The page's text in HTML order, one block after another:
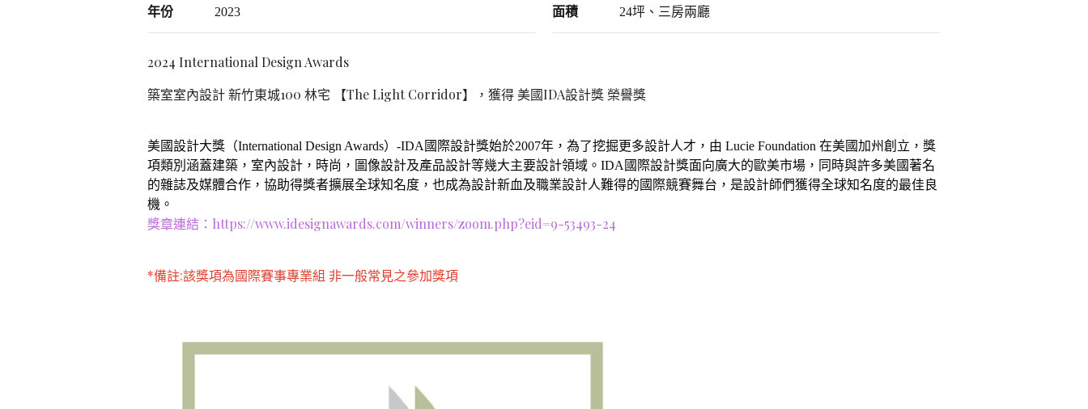
年份 2023 面積 24坪、三房兩廳
2024 International Design Awards
築室室內設計 新竹東城100 林宅 【The Light Corridor】
，獲得 美國IDA設計獎 榮譽獎
美國設計大獎（International Design Awards）-IDA國際設計獎始於2007年，為了挖掘更多設計人才，由 Lucie Foundation 在美國加州創立，獎
項類別涵蓋建築，室內設計，時尚，圖像設計及產品設計等幾大主要設計領域。IDA國際設計獎面向廣大的歐美市場，同時與許多美國著名
的雜誌及媒體合作，協助得獎者擴展全球知名度，也成為設計新血及職業設計人難得的國際競賽舞台，是設計師們獲得全球知名度的最佳良
機。
獎章連結： https://www.idesignawards.com/winners/zoom.php?eid=9-53493-24
*備註:該獎項為國際賽事專業組 非一般常見之參加獎項